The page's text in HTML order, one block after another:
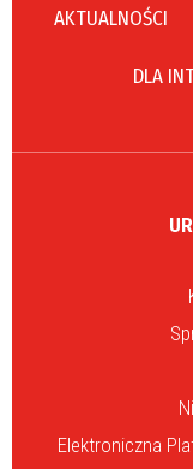
AKTUALNOŚCI
DLA
Elektroniczna